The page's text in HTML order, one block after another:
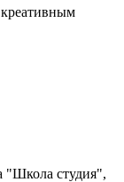
"Школа студия",